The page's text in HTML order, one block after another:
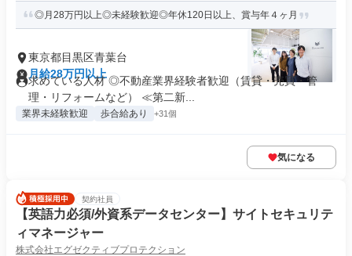
◎月28万円以上◎未経験歓迎◎年休120日以上、賞与年４ヶ月
東京都目黒区青葉台
月給28万円以上
求めている人材 ◎不動産業界経験者歓迎（賃貸・売買・管
理・リフォームなど） ≪第二新...
業界未経験歓迎 歩合給あり +31個
気になる
契約社員
【英語力必須/外資系データセンター】サイトセキュリテ
ィマネージャー
株式会社エグゼクティブプロテクション